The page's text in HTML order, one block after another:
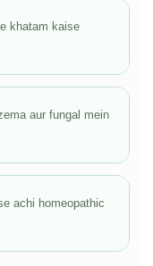
khatam kaise
aur fungal mein
achi homeopathic